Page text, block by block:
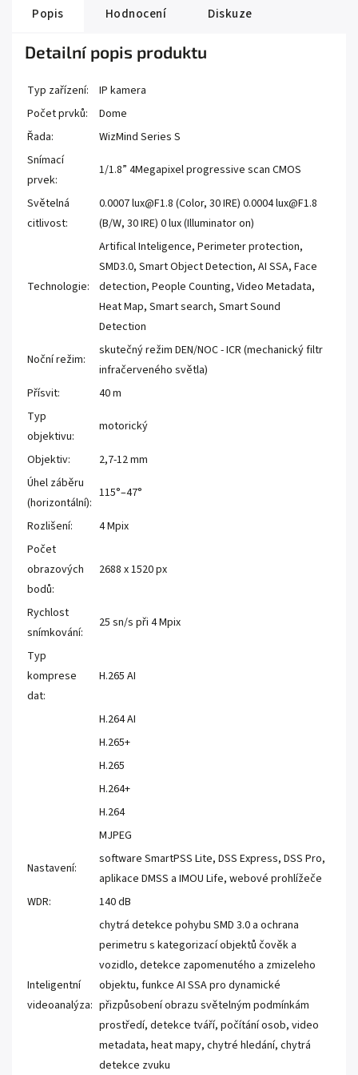
Popis Hodnocení Diskuze
Detailní popis produktu
Typ zařízení:
IP kamera
Počet prvků:
Dome
Řada:
WizMind Series S
Snímací
prvek:
1/1.8” 4Megapixel progressive scan CMOS
Světelná
citlivost:
0.0007 lux@F1.8 (Color, 30 IRE) 0.0004 lux@F1.8
(B/W, 30 IRE) 0 lux (Illuminator on)
Technologie:
Artifical Inteligence, Perimeter protection,
SMD3.0, Smart Object Detection, AI SSA, Face
detection, People Counting, Video Metadata,
Heat Map, Smart search, Smart Sound
Detection
Noční režim:
skutečný režim DEN/NOC - ICR (mechanický filtr
infračerveného světla)
Přísvit:
40 m
Typ
objektivu:
motorický
Objektiv:
2,7-12 mm
Úhel záběru
(horizontální):
115°–47°
Rozlišení:
4 Mpix
Počet
obrazových
bodů:
2688 x 1520 px
Rychlost
snímkování:
25 sn/s při 4 Mpix
Typ
komprese
dat:
H.265 AI
H.264 AI
H.265+
H.265
H.264+
H.264
MJPEG
Nastavení:
software SmartPSS Lite, DSS Express, DSS Pro,
aplikace DMSS a IMOU Life, webové prohlížeče
WDR:
140 dB
Inteligentní
videoanalýza:
chytrá detekce pohybu SMD 3.0 a ochrana
perimetru s kategorizací objektů čověk a
vozidlo, detekce zapomenutého a zmizeleho
objektu, funkce AI SSA pro dynamické
přizpůsobení obrazu světelným podmínkám
prostředí, detekce tváří, počítání osob, video
metadata, heat mapy, chytré hledání, chytrá
detekce zvuku